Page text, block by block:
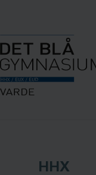
HHX